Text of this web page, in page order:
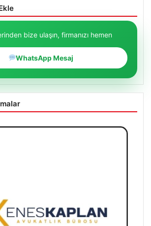
bize ulaşın, firmanızı hemen
WhatsApp Mesaj